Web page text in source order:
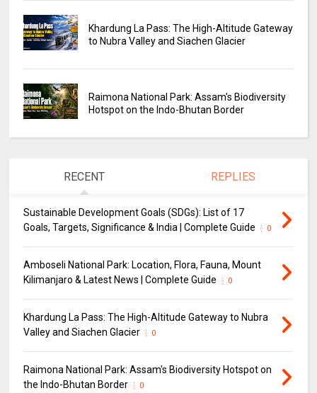
Khardung La Pass: The High-Altitude Gateway
to Nubra Valley and Siachen Glacier
Raimona National Park: Assam's Biodiversity
Hotspot on the Indo-Bhutan Border
RECENT REPLIES
Sustainable Development Goals (SDGs): List of 17
Goals, Targets, Significance & India | Complete Guide
0
Amboseli National Park: Location, Flora, Fauna, Mount
Kilimanjaro & Latest News | Complete Guide
0
Khardung La Pass: The High-Altitude Gateway to Nubra
Valley and Siachen Glacier
0
Raimona National Park: Assam's Biodiversity Hotspot on
the Indo-Bhutan Border
0